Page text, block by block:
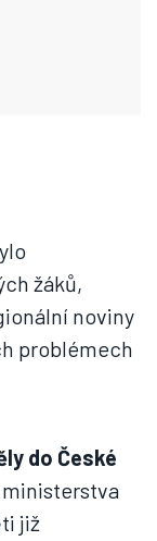
žáků,
noviny
problémech
do České
již